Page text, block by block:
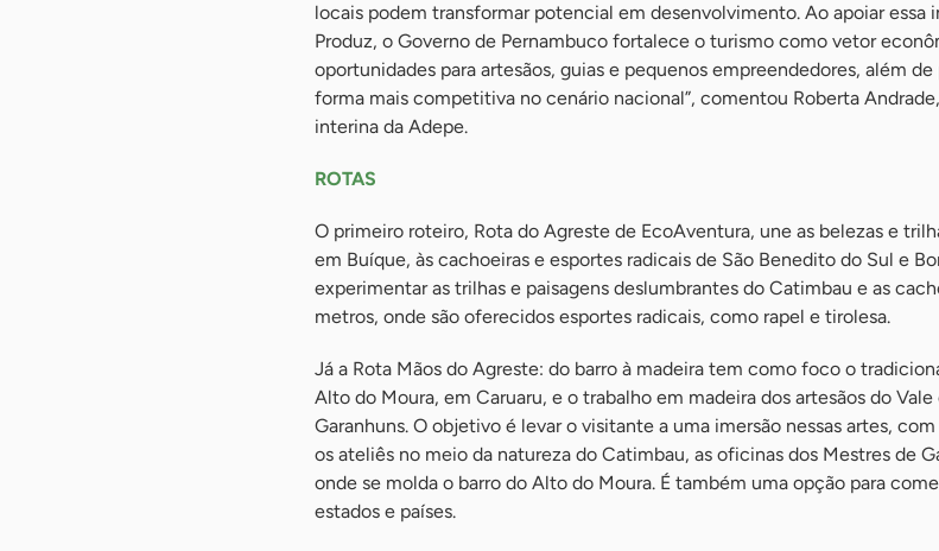
locais podem transformar potencial em desenvolvimento. Ao apoiar essa
Produz, o Governo de Pernambuco fortalece o turismo como vetor
oportunidades para artesãos, guias e pequenos empreendedores, além
forma mais competitiva no cenário nacional”, comentou Roberta
interina da Adepe.
ROTAS
O primeiro roteiro, Rota do Agreste de EcoAventura, une as belezas e
em Buíque, às cachoeiras e esportes radicais de São Benedito do Sul e
experimentar as trilhas e paisagens deslumbrantes do Catimbau e as
metros, onde são oferecidos esportes radicais, como rapel e tirolesa.
Já a Rota Mãos do Agreste: do barro à madeira tem como foco o
Alto do Moura, em Caruaru, e o trabalho em madeira dos artesãos do
Garanhuns. O objetivo é levar o visitante a uma imersão nessas artes,
os ateliês no meio da natureza do Catimbau, as oficinas dos Mestres de
onde se molda o barro do Alto do Moura. É também uma opção para
estados e países.